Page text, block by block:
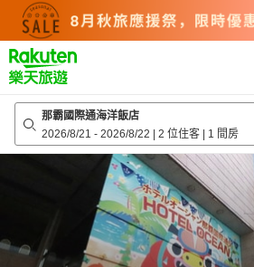
top
page
那霸國際通海洋飯店
2026/8/21 - 2026/8/22 | 2 位住客 | 1 間房